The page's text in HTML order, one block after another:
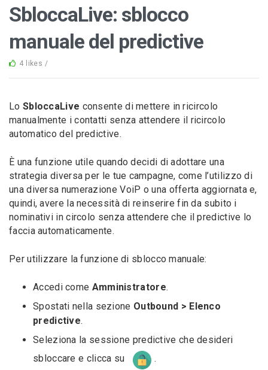
SbloccaLive: sblocco
manuale del predictive
4 likes /
Lo SbloccaLive consente di mettere in ricircolo
manualmente i contatti senza attendere il ricircolo
automatico del predictive.
È una funzione utile quando decidi di adottare una
strategia diversa per le tue campagne, come l’utilizzo di
una diversa numerazione VoiP o una offerta aggiornata e,
quindi, avere la necessità di reinserire fin da subito i
nominativi in circolo senza attendere che il predictive lo
faccia automaticamente.
Per utilizzare la funzione di sblocco manuale:
Accedi come Amministratore.
Spostati nella sezione Outbound > Elenco
predictive.
Seleziona la sessione predictive che desideri
sbloccare e clicca su
.